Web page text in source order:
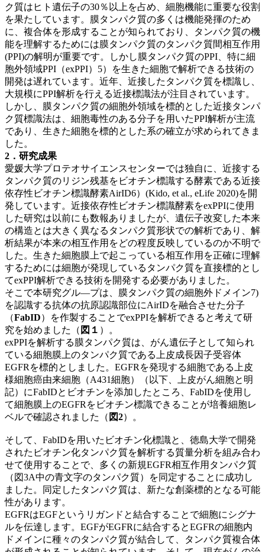
ク質はヒト遺伝子の30％以上を占め、細胞機能に重要な役割
を果たしています。膜タンパク質の多くは機能発揮のため
に、複合体を形成することが知られており、タンパク質の機
能を理解するためには膜タンパク質のタンパク質間相互作⽤
(PPI)の解明が重要です。しかし膜タンパク質のPPI、特に細
胞外領域PPI（exPPI）5）を生きた細胞で解析できる技術の
開発は遅れています。近年、近接したタンパク質を標識し、
大規模にPPI解析を行える近接標識法が注目されています。
しかし、膜タンパク質の細胞外領域を標的とした近接タンパ
ク質標識法は、細胞毒性のある分子を用いたPPI解析が主流
であり、生きた細胞を標的とした系の確立が求められてきま
した。
2．研究成果
愛媛大学プロテオサイエンスセンターでは独自に、近接する
タンパク質のリジン残基をビオチン標識する酵素である近接
依存性ビオチン標識酵素AirID6）(Kido, et al., eLife 2020)を開
発しています。近接依存性ビオチン標識酵素をexPPIに使用
した研究は以前にも数報ありましたが、遺伝子改変した本来
の構造とは大きく異なるタンパク質形状での解析であり、解
析結果が本来の相互作用をどの程度反映しているのか不明で
した。生きた細胞膜上で起こっている相互作用を正確に理解
するためには細胞が発現しているタンパク質を直接標的とし
てexPPI解析できる技術を開発する必要がありました。
そこで本研究グル―プは、膜タンパク質の細胞外ドメイン7)
を認識する抗体の抗原認識部位にAirIDを融合させた分子
（FabID）を作製することでexPPIを解析できると考えて研
究を始めました
（ 図１ ）
。
exPPIを解析する膜タンパク質は、がん遺伝子として知られ
ている細胞膜上のタンパク質である上皮成長因子受容体
EGFRを標的としました。EGFRを発現する細胞である上皮
様細胞癌由来細胞（A431細胞）（以下、上皮がん細胞と明
記）にFabIDとビオチンを添加したところ、FabIDを使用し
て細胞膜上のEGFRをビオチン標識できることが培養細胞レ
ベルで確認されました（ 図2） 。
そして、FabIDを用いたビオチン化標識と、徳島大学で開発
されたビオチン化タンパク質を解析する質量分析を組み合わ
せて使用することで、多くの新規EGFR相互作用タンパク質
（図3A中の青文字のタンパク質）を同定することに成功し
ました。同定したタンパク質は、新たな創薬標的となる可能
性があります。
EGFRはEGFというリガンドと結合することで細胞にシグナ
ルを伝達します。EGFがEGFRに結合するとEGFRの細胞内
ドメインに種々のタンパク質が結合して、タンパク質複合体